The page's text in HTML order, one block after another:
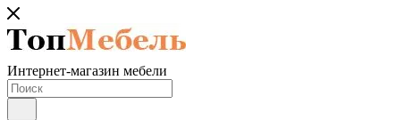
Интернет-магазин мебели